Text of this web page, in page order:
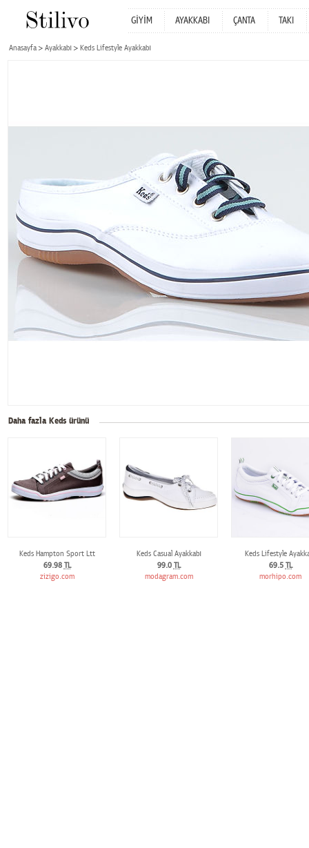
GİYİM AYAKKABI ÇANTA TAKI
Anasayfa Ayakkabı Keds Lifestyle Ayakkabı
Daha fazla Keds ürünü
Keds Hampton Sport Ltt
69.98 TL
zizigo.com
Keds Casual Ayakkabı
99.0 TL
modagram.com
Keds Lifestyle
69.5 TL
morhipo.com